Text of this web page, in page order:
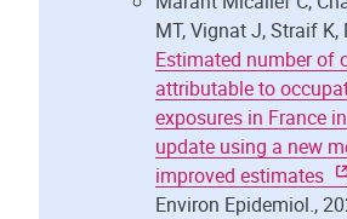
MT, Vignat J, Straif K,
Estimated number of
attributable to
exposures in France
update using a new
improved estimates
Environ Epidemiol.,